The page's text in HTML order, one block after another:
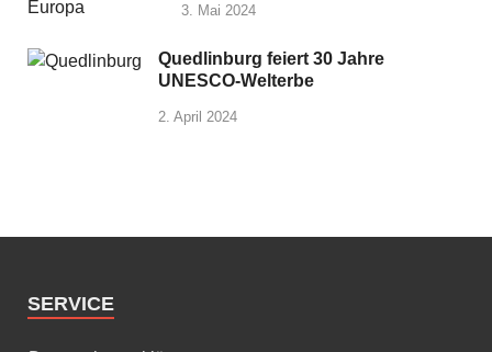
3. Mai 2024
Quedlinburg feiert 30 Jahre
UNESCO-Welterbe
2. April 2024
SERVICE